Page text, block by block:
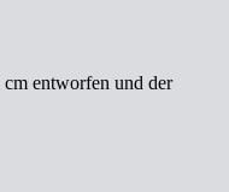
entworfen und der